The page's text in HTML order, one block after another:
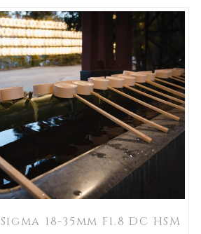
Sigma 18-35mm F1.8 DC HSM